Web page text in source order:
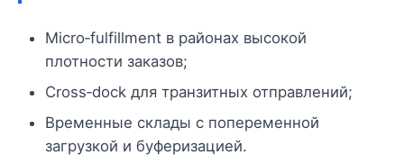
Micro‑fulfillment в районах высокой
плотности заказов;
Cross‑dock для транзитных отправлений;
Временные склады с попеременной
загрузкой и буферизацией.